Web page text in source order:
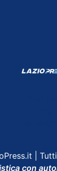
|
con